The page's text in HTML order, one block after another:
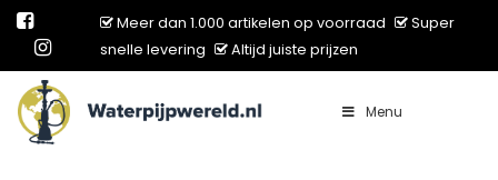
Meer dan 1.000 artikelen op voorraad
Super
snelle levering
Altijd juiste prijzen
Main Navigation Menu